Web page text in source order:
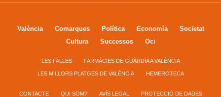
València Comarques Política Economía
Societat
Cultura
Successos Oci
LES FALLES FARMÀCIES DE GUÀRDIA A VALÈNCIA
LES MILLORS PLATGES DE VALÈNCIA HEMEROTECA
CONTACTE QUI SOM? AVÍS LEGAL PROTECCIÓ DE DADES